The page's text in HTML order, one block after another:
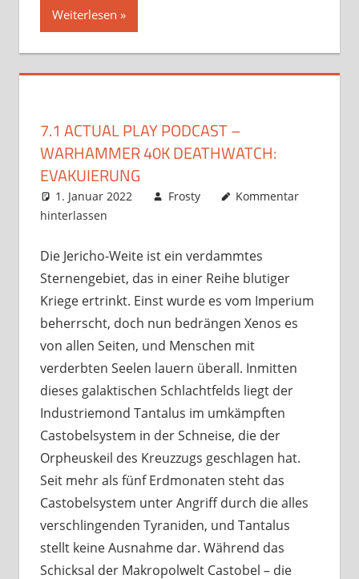
Weiterlesen
7.1 ACTUAL PLAY PODCAST –
WARHAMMER 40K DEATHWATCH:
EVAKUIERUNG
1. Januar 2022 Frosty
Kommentar
hinterlassen
Die Jericho-Weite ist ein verdammtes
Sternengebiet, das in einer Reihe blutiger
Kriege ertrinkt. Einst wurde es vom Imperium
beherrscht, doch nun bedrängen Xenos es
von allen Seiten, und Menschen mit
verderbten Seelen lauern überall. Inmitten
dieses galaktischen Schlachtfelds liegt der
Industriemond Tantalus im umkämpften
Castobelsystem in der Schneise, die der
Orpheuskeil des Kreuzzugs geschlagen hat.
Seit mehr als fünf Erdmonaten steht das
Castobelsystem unter Angriff durch die alles
verschlingenden Tyraniden, und Tantalus
stellt keine Ausnahme dar. Während das
Schicksal der Makropolwelt Castobel – die